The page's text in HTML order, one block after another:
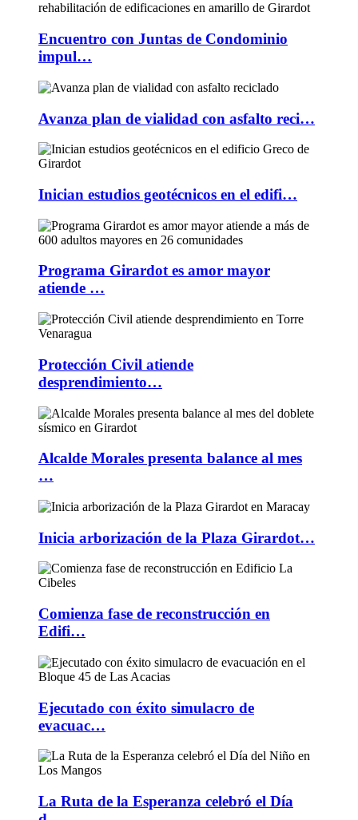
Encuentro con Juntas de Condominio
impul…
Avanza plan de vialidad con asfalto reci…
Inician estudios geotécnicos en el edifi…
Programa Girardot es amor mayor
atiende …
Protección Civil atiende
desprendimiento…
Alcalde Morales presenta balance al mes
…
Inicia arborización de la Plaza Girardot…
Comienza fase de reconstrucción en
Edifi…
Ejecutado con éxito simulacro de
evacuac…
La Ruta de la Esperanza celebró el Día